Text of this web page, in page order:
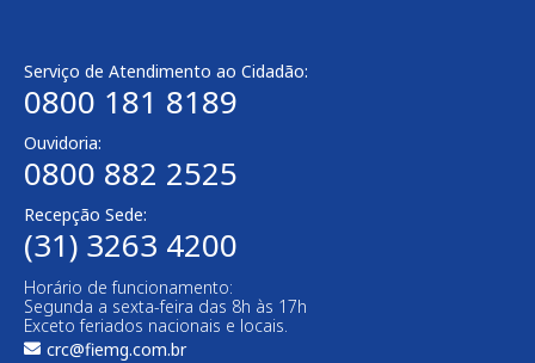
Serviço de Atendimento ao Cidadão:
0800 181 8189
Ouvidoria:
0800 882 2525
Recepção Sede:
(31) 3263 4200
Horário de funcionamento:
Segunda a sexta-feira das 8h às 17h
Exceto feriados nacionais e locais.
crc@fiemg.com.br